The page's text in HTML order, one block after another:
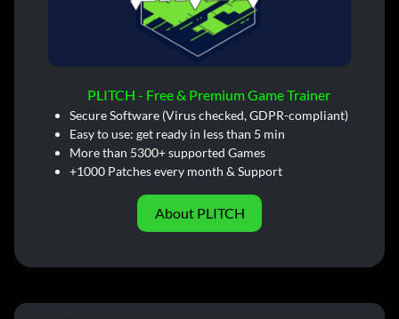
PLITCH - Free & Premium Game Trainer
Secure Software (Virus checked, GDPR-compliant)
Easy to use: get ready in less than 5 min
More than 5300+ supported Games
+1000 Patches every month & Support
About PLITCH